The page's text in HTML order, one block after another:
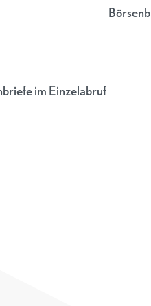
im Einzelabruf